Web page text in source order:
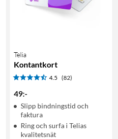
Telia
Kontantkort
4.5 (82)
49:-
Slipp bindningstid och
faktura
Ring och surfa i Telias
kvalitetsnät